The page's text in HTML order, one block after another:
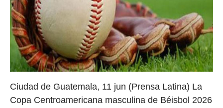
Ciudad de Guatemala, 11 jun (Prensa Latina) La
Copa Centroamericana masculina de Béisbol 2026